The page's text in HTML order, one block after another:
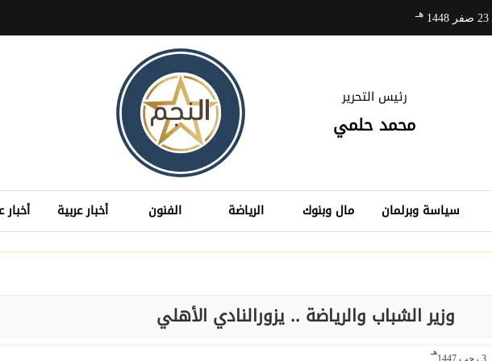
23 صفر 1448 هـ
رئيس التحرير
محمد حلمي
سياسة وبرلمان مال وبنوك الرياضة الفنون أخبار عربية
وزير الشباب والرياضة .. يزورالنادي الأهلي
3 رجب 1447
هـ